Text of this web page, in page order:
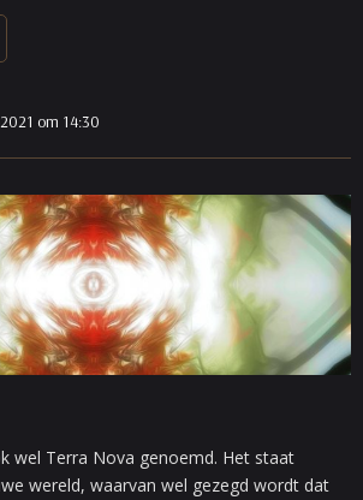
om 14:30
wel Terra Nova genoemd. Het staat
wereld, waarvan wel gezegd wordt dat